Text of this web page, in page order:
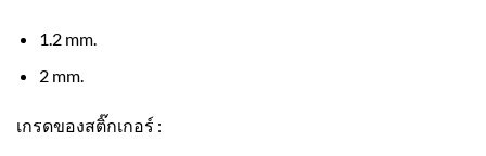
1.2 mm.
2 mm.
เกรดของสติ๊กเกอร์ :